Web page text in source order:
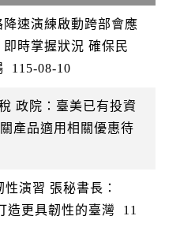
速演練啟動跨部會應
時掌握狀況 確保民
115-08-10
政院：臺美已有投資
產品適用相關優惠待
演習 張秘書長：
造更具韌性的臺灣
11